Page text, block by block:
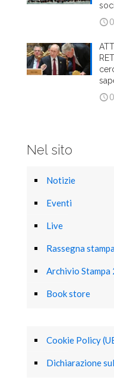
Nel sito
Notizie
Eventi
Live
Rassegna
Archivio
Book store
Cookie Policy
Dichiarazione